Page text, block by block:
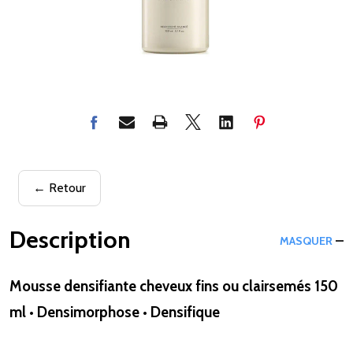
← Retour
Description MASQUER
Mousse densifiante cheveux fins ou clairsemés 150
ml • Densimorphose • Densifique